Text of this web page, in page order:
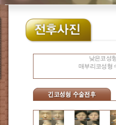
낮은코성
매부리코성형